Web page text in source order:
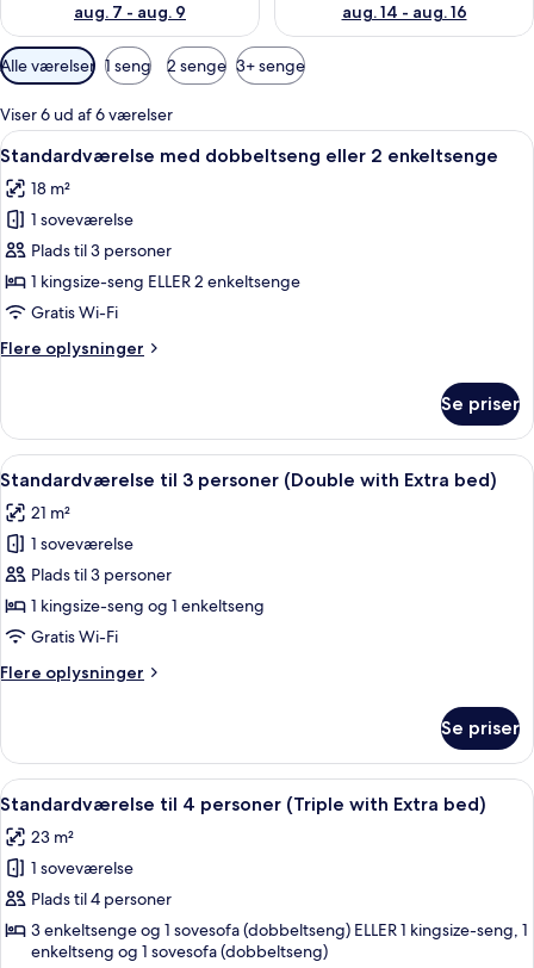
aug. 7 - aug. 9
aug. 14 - aug. 16
Tilgængelige
filtre
for
værelser
Alle værelser 1 seng 2 senge 3+ senge
Viser 6 ud af 6 værelser
Indlæs
alle
billeder
af
Standardværelse
med
dobbeltseng
2
Standardværelse med dobbeltseng
12
Standardværelse med dobbeltseng eller 2 enkeltsenge
18 m²
1 soveværelse
Plads til 3 personer
1 kingsize-seng ELLER 2 enkeltsenge
Gratis Wi-Fi
Flere oplysninger
Flere
med
dobbeltseng
eller
enkeltsenge
Se priser
Indlæs
alle
billeder
af
Standardværelse
til
3
(Double
bed)
Standardværelse til 3 personer
13
Standardværelse til 3 personer (Double with Extra bed)
21 m²
1 soveværelse
Plads til 3 personer
1 kingsize-seng og 1 enkeltseng
Gratis Wi-Fi
Flere oplysninger
Flere
til
personer
with
Extra
bed)
Se priser
Indlæs
alle
billeder
af
Standardværelse
til
Standardværelse til 4 personer
7
Standardværelse til 4 personer (Triple with Extra bed)
23 m²
1 soveværelse
Plads til 4 personer
3 enkeltsenge og 1 sovesofa (dobbeltseng) ELLER 1 kingsize-seng, 1
enkeltseng og 1 sovesofa (dobbeltseng)